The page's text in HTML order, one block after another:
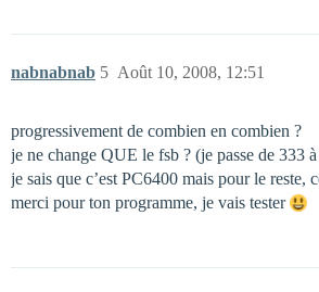
nabnabnab Août 10, 2008, 12:51
5
progressivement de combien en combien ?
je ne change QUE le fsb ? (je passe de 333
je sais que c’est PC6400 mais pour le reste,
merci pour ton programme, je vais tester